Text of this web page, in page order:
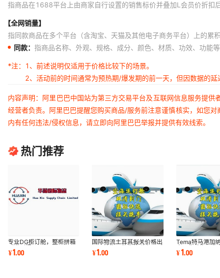
指商品在1688平台上由商家自行设置的销售标价并叠加L会员价折扣
【全网销量】
指同款商品在多个平台（含淘宝、天猫及其他电子商务平台）上的累
同款： 指商品名称、外观、规格、成分、颜色、材质、功效、功能
*注：
1、前述说明仅适用于价格比较下的场景。
2、活动前的时间通常为预热期/爆发期的前一天，但因数据的
内容声明：阿里巴巴中国站为第三方交易平台及互联网信息服务提
经营者负责。阿里巴巴提醒您购买商品/服务前注意谨慎核实，如您
内有任何违法/侵权信息，请立即向阿里巴巴举报并提供有效线索。
热门推荐
专业DG柜订舱，整柜拼箱
到港到门
¥1.00
国际物流土耳其报关价格出
口运输海运散货快递空运到
门双清专线派
¥1.00
Tema特马港加
出口货代海运
柜订舱拼箱物流
¥1.00